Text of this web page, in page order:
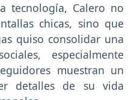
tecnología, Calero no
chicas, sino que
quiso consolidar una
especialmente
muestran un
detalles de su vida